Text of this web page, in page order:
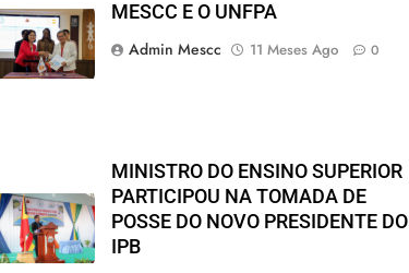
MESCC E O UNFPA
Admin Mescc
11 Meses Ago 0
MINISTRO DO ENSINO SUPERIOR
PARTICIPOU NA TOMADA DE
POSSE DO NOVO PRESIDENTE DO
IPB